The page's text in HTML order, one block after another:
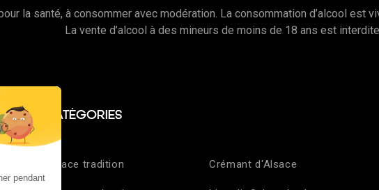
la santé, à consommer avec modération. La consommation d’alcool est
La vente d’alcool à des mineurs de moins de 18 ans est interdite.
CATÉGORIES
Alsace tradition Crémant d'Alsace